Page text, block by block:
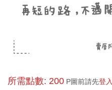
所需點數: 200 P圖前請先登入